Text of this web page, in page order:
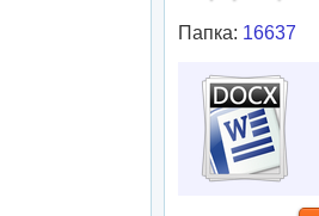
Папка: 16637